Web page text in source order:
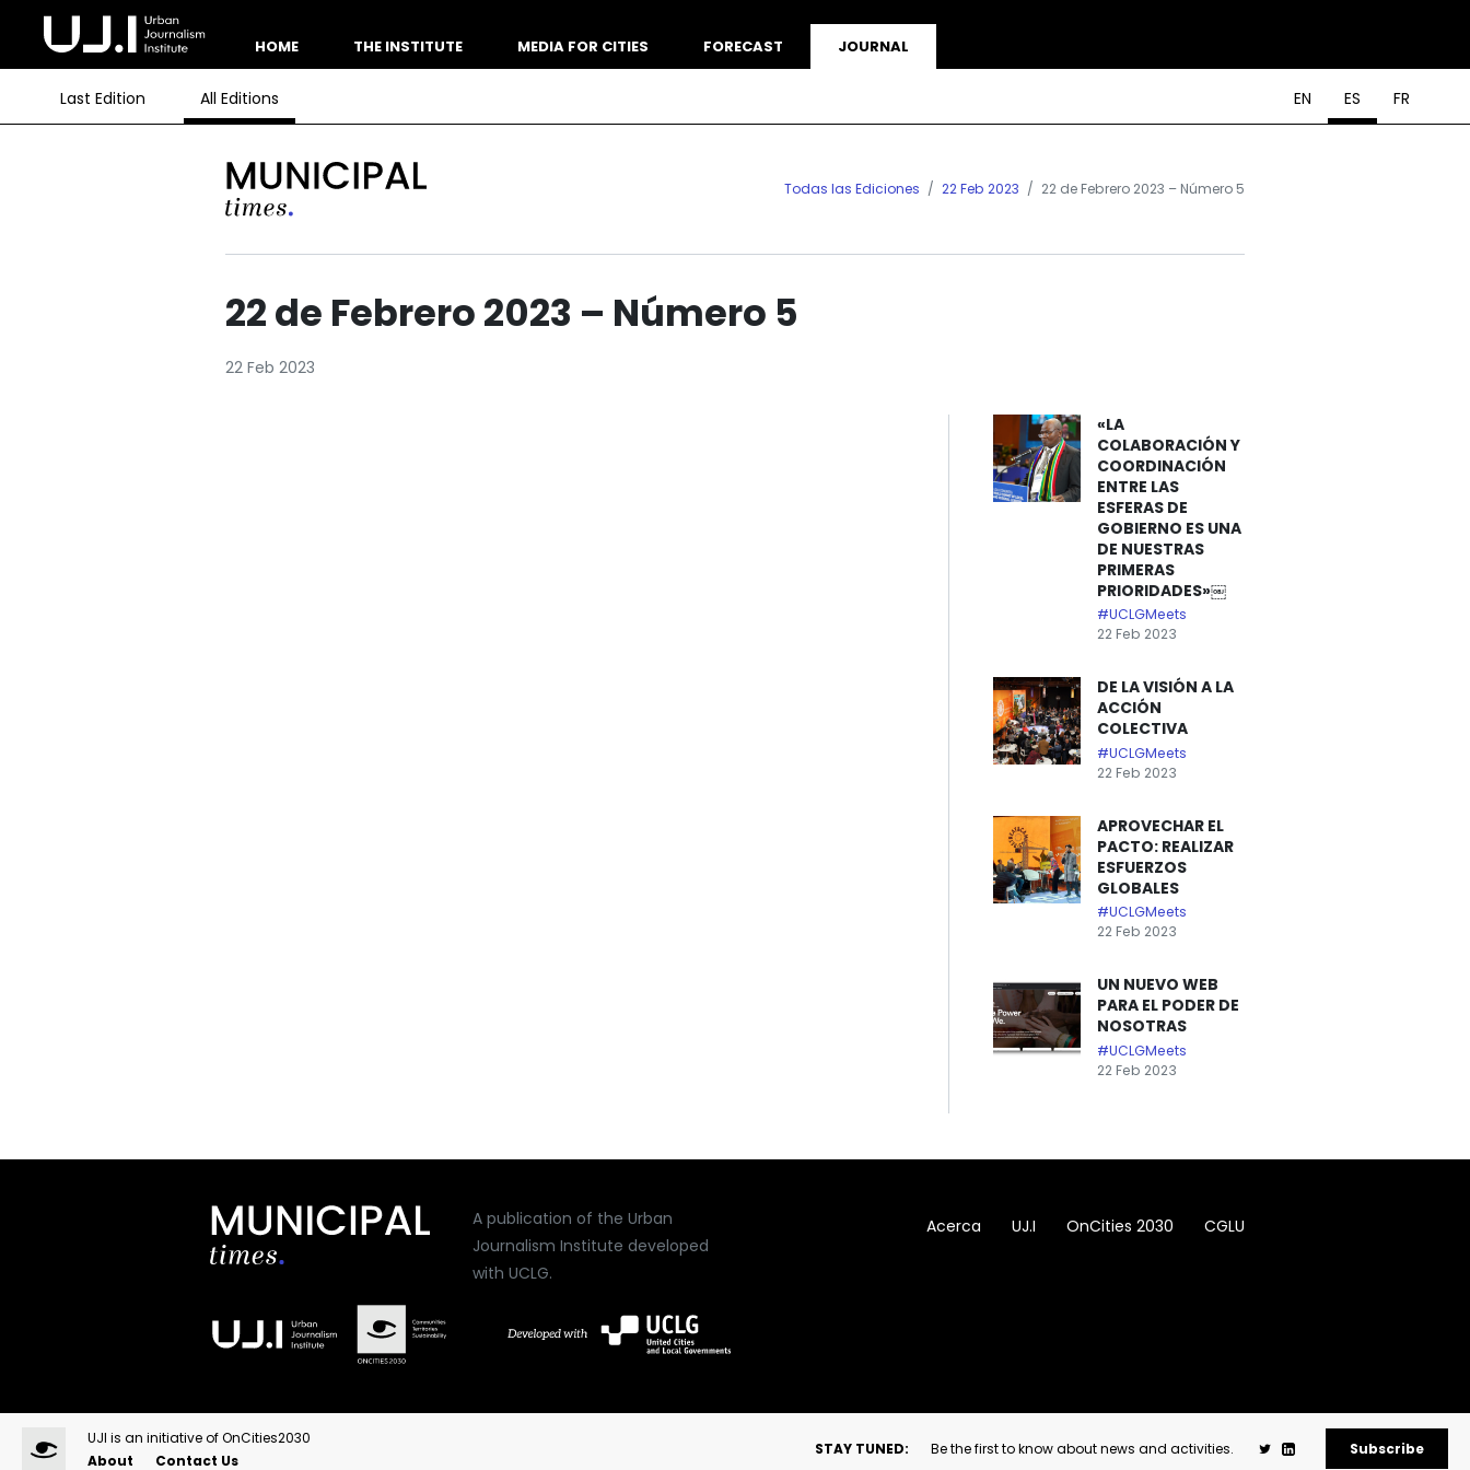
HOME THE INSTITUTE MEDIA FOR CITIES FORECAST JOURNAL
Last Edition All Editions EN ES FR
Todas las Ediciones 22 Feb 2023 22 de Febrero 2023 – Número 5
22 de Febrero 2023 – Número 5
22 Feb 2023
«LA
COLABORACIÓN Y
COORDINACIÓN
ENTRE LAS
ESFERAS DE
GOBIERNO ES UNA
DE NUESTRAS
PRIMERAS
PRIORIDADES»￼
#UCLGMeets
22 Feb 2023
DE LA VISIÓN A LA
ACCIÓN
COLECTIVA
#UCLGMeets
22 Feb 2023
APROVECHAR EL
PACTO: REALIZAR
ESFUERZOS
GLOBALES
#UCLGMeets
22 Feb 2023
UN NUEVO WEB
PARA EL PODER DE
NOSOTRAS
#UCLGMeets
22 Feb 2023
A publication of the Urban
Journalism Institute developed
with UCLG.
Acerca UJ.I OnCities 2030 CGLU
UJI is an initiative of OnCities2030
About
Contact Us
STAY TUNED: Be the first to know about news and activities. Subscribe